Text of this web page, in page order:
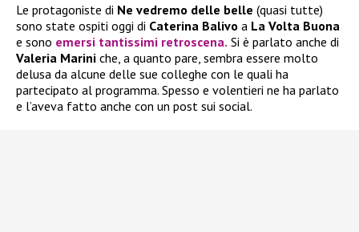
Le protagoniste di Ne vedremo delle belle (quasi tutte)
sono state ospiti oggi di Caterina Balivo a La Volta Buona
e sono emersi tantissimi retroscena. Si è parlato anche di
Valeria Marini che, a quanto pare, sembra essere molto
delusa da alcune delle sue colleghe con le quali ha
partecipato al programma. Spesso e volentieri ne ha parlato
e l’aveva fatto anche con un post sui social.